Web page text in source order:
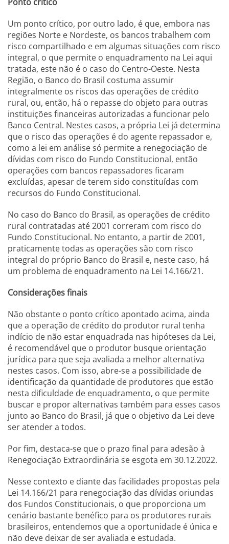
Um ponto crítico, por outro lado, é que, embora nas
regiões Norte e Nordeste, os bancos trabalhem com
risco compartilhado e em algumas situações com risco
integral, o que permite o enquadramento na Lei aqui
tratada, este não é o caso do Centro-Oeste. Nesta
Região, o Banco do Brasil costuma assumir
integralmente os riscos das operações de crédito
rural, ou, então, há o repasse do objeto para outras
instituições financeiras autorizadas a funcionar pelo
Banco Central. Nestes casos, a própria Lei já determina
que o risco das operações é do agente repassador e,
como a lei em análise só permite a renegociação de
dívidas com risco do Fundo Constitucional, então
operações com bancos repassadores ficaram
excluídas, apesar de terem sido constituídas com
recursos do Fundo Constitucional.
No caso do Banco do Brasil, as operações de crédito
rural contratadas até 2001 correram com risco do
Fundo Constitucional. No entanto, a partir de 2001,
praticamente todas as operações são com risco
integral do próprio Banco do Brasil e, neste caso, há
um problema de enquadramento na Lei 14.166/21.
Considerações finais
Não obstante o ponto crítico apontado acima, ainda
que a operação de crédito do produtor rural tenha
indício de não estar enquadrada nas hipóteses da Lei,
é recomendável que o produtor busque orientação
jurídica para que seja avaliada a melhor alternativa
nestes casos. Com isso, abre-se a possibilidade de
identificação da quantidade de produtores que estão
nesta dificuldade de enquadramento, o que permite
buscar e propor alternativas também para esses casos
junto ao Banco do Brasil, já que o objetivo da Lei deve
ser atender a todos.
Por fim, destaca-se que o prazo final para adesão à
Renegociação Extraordinária se esgota em 30.12.2022.
Nesse contexto e diante das facilidades propostas pela
Lei 14.166/21 para renegociação das dívidas oriundas
dos Fundos Constitucionais, o que proporciona um
cenário bastante benéfico para os produtores rurais
brasileiros, entendemos que a oportunidade é única e
não deve deixar de ser avaliada e estudada.